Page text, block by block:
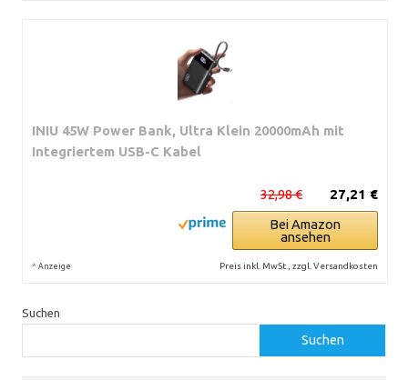
INIU 45W Power Bank, Ultra Klein 20000mAh mit
Integriertem USB-C Kabel
27,21 €
32,98 €
Bei Amazon
ansehen
* Anzeige Preis inkl. MwSt., zzgl. Versandkosten
Suchen
Suchen